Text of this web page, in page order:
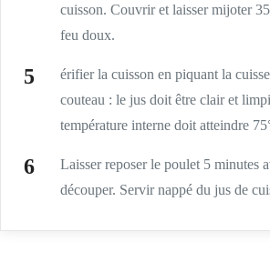
cuisson. Couvrir et laisser mijoter
feu doux.
érifier la cuisson en piquant la
couteau : le jus doit être clair et
température interne doit atteindre
Laisser reposer le poulet 5 minutes
découper. Servir nappé du jus de